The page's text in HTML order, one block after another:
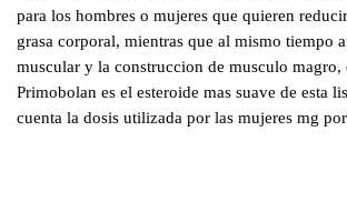
para los hombres o mujeres que quieren
grasa corporal, mientras que al mismo tiempo
muscular y la construccion de musculo
Primobolan es el esteroide mas suave de esta
cuenta la dosis utilizada por las mujeres mg